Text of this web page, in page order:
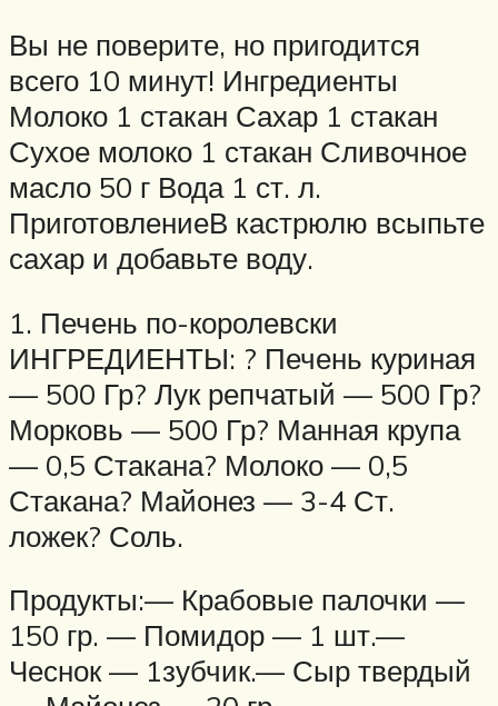
Вы не поверите, но пригодится
всего 10 минут! Ингредиенты
Молоко 1 стакан Сахар 1 стакан
Сухое молоко 1 стакан Сливочное
масло 50 г Вода 1 ст. л.
ПриготовлениеВ кастрюлю всыпьте
сахар и добавьте воду.
1. Печень по-королевски
ИНГРЕДИЕНТЫ: ? Печень куриная
— 500 Гр? Лук репчатый — 500 Гр?
Морковь — 500 Гр? Манная крупа
— 0,5 Стакана? Молоко — 0,5
Стакана? Майонез — 3-4 Ст.
ложек? Соль.
Продукты:— Крабовые палочки —
150 гр. — Помидор — 1 шт.—
Чеснок — 1зубчик.— Сыр твердый